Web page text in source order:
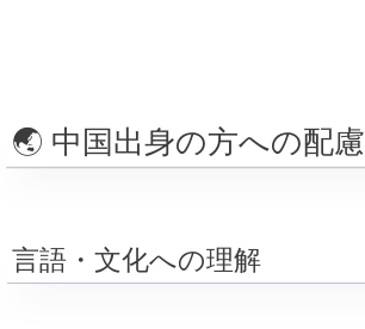
🌏 中国出身の方への配慮
言語・文化への理解